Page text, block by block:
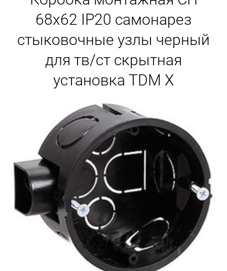
Для кухни
Сантехника
Для дачи и отдыха
Для детей
Строительство и ремонт
Бытовая техника
Обувь для дома и дачи
68х62 IP20 самонарез
стыковочные узлы черный
для тв/ст скрытная
установка TDM Х